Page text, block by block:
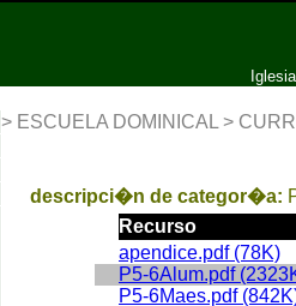
> ESCUELA DOMINICAL >
descripci�n de categor�a:
Recurso
apendice.pdf (78K)
P5-6Alum.pdf
P5-6Maes.pdf